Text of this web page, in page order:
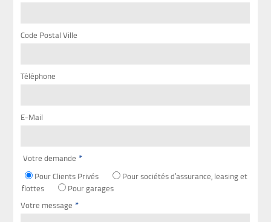
Code Postal Ville
Téléphone
E-Mail
Votre demande *
Pour Clients Privés
Pour sociétés d’assurance, leasing et
flottes
Pour garages
Votre message *